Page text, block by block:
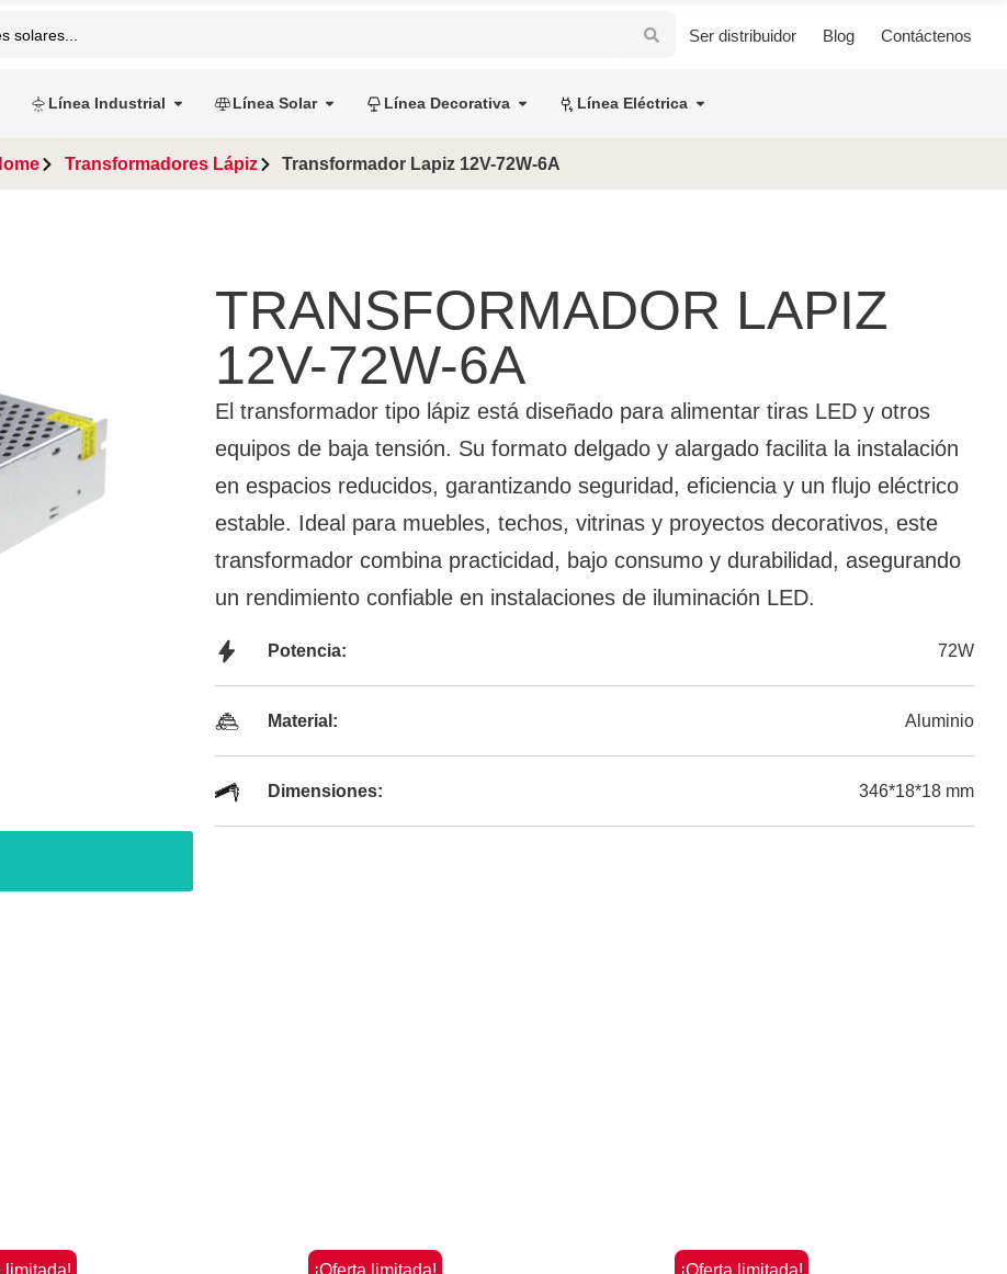
Ser distribuidor Blog Contáctenos
Línea Industrial Línea Solar Línea Decorativa Línea Eléctrica
Transformadores Lápiz Transformador Lapiz 12V-72W-6A
TRANSFORMADOR LAPIZ
12V-72W-6A
El transformador tipo lápiz está diseñado para alimentar tiras LED y otros
equipos de baja tensión. Su formato delgado y alargado facilita la instalación
en espacios reducidos, garantizando seguridad, eficiencia y un flujo eléctrico
estable. Ideal para muebles, techos, vitrinas y proyectos decorativos, este
transformador combina practicidad, bajo consumo y durabilidad, asegurando
un rendimiento confiable en instalaciones de iluminación LED.
Potencia: 72W
Material: Aluminio
Dimensiones: 346*18*18 mm
limitada! ¡Oferta limitada! ¡Oferta limitada!